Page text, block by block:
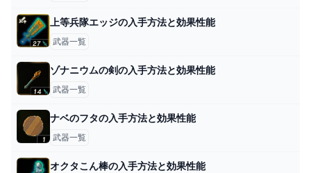
上等兵隊エッジの入手方法と効果性能
武器一覧
ゾナニウムの剣の入手方法と効果性能
武器一覧
ナベのフタの入手方法と効果性能
武器一覧
オクタこん棒の入手方法と効果性能